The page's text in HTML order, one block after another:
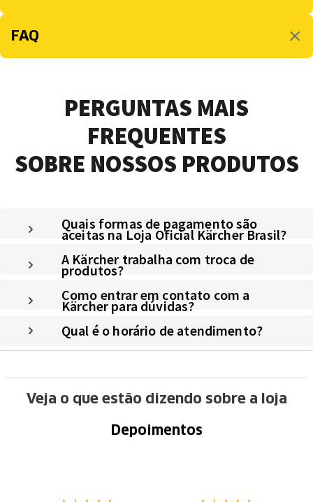
FAQ
PERGUNTAS MAIS
FREQUENTES
SOBRE NOSSOS PRODUTOS
Quais formas de pagamento são
aceitas na Loja Oficial Kärcher Brasil?
A Kärcher trabalha com troca de
produtos?
Como entrar em contato com a
Kärcher para dúvidas?
Qual é o horário de atendimento?
Veja o que estão dizendo sobre a loja
Depoimentos